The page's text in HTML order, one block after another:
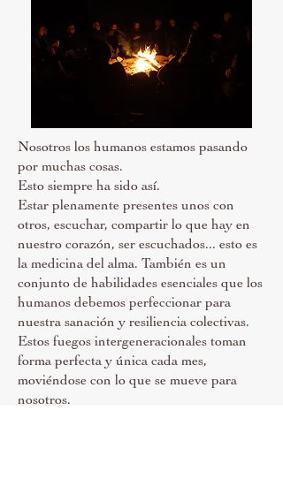
Nosotros los humanos estamos pasando
por muchas cosas.
Esto siempre ha sido así.
Estar plenamente presentes unos con
otros, escuchar, compartir lo que hay en
nuestro corazón, ser escuchados... esto es
la medicina del alma. También es un
conjunto de habilidades esenciales que los
humanos debemos perfeccionar para
nuestra sanación y resiliencia colectivas.
Estos fuegos intergeneracionales toman
forma perfecta y única cada mes,
moviéndose con lo que se mueve para
nosotros.